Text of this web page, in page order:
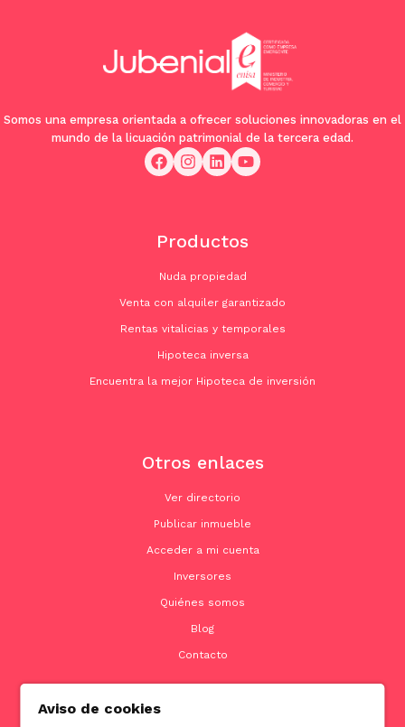
Somos una empresa orientada a ofrecer soluciones innovadoras en el
mundo de la licuación patrimonial de la tercera edad.
Productos
Nuda propiedad
Venta con alquiler garantizado
Rentas vitalicias y temporales
Hipoteca inversa
Encuentra la mejor Hipoteca de inversión
Otros enlaces
Ver directorio
Publicar inmueble
Acceder a mi cuenta
Inversores
Quiénes somos
Blog
Contacto
Aviso de cookies